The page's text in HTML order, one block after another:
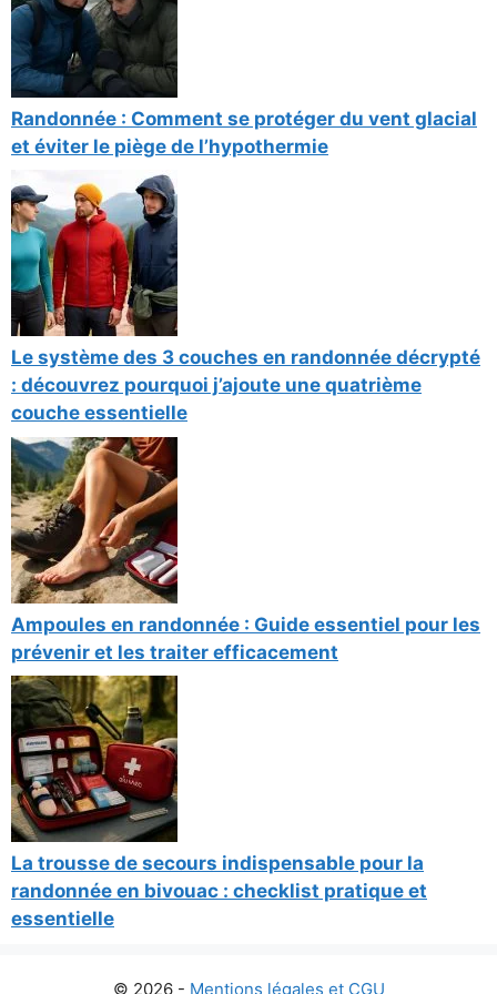
Randonnée : Comment se protéger du vent glacial
et éviter le piège de l’hypothermie
Le système des 3 couches en randonnée décrypté
: découvrez pourquoi j’ajoute une quatrième
couche essentielle
Ampoules en randonnée : Guide essentiel pour les
prévenir et les traiter efficacement
La trousse de secours indispensable pour la
randonnée en bivouac : checklist pratique et
essentielle
© 2026 - Mentions légales et CGU